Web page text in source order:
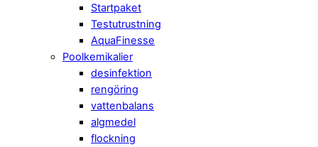
Startpaket
Testutrustning
AquaFinesse
Poolkemikalier
desinfektion
rengöring
vattenbalans
algmedel
flockning